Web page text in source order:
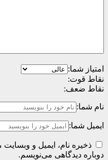
امتیاز شما:
نقاط قوت:
نقاط ضعف:
نام شما:
ایمیل شما:
ذخیره نام، ایمیل و
دوباره دیدگاهی می‌نویسم.